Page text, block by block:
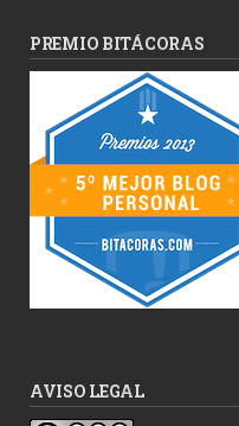
PREMIO BITÁCORAS
AVISO LEGAL